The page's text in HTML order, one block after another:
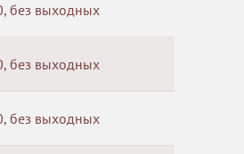
без выходных
без выходных
без выходных